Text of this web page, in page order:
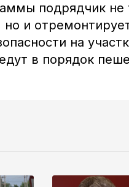
подрядчик не
но и
на
в порядок